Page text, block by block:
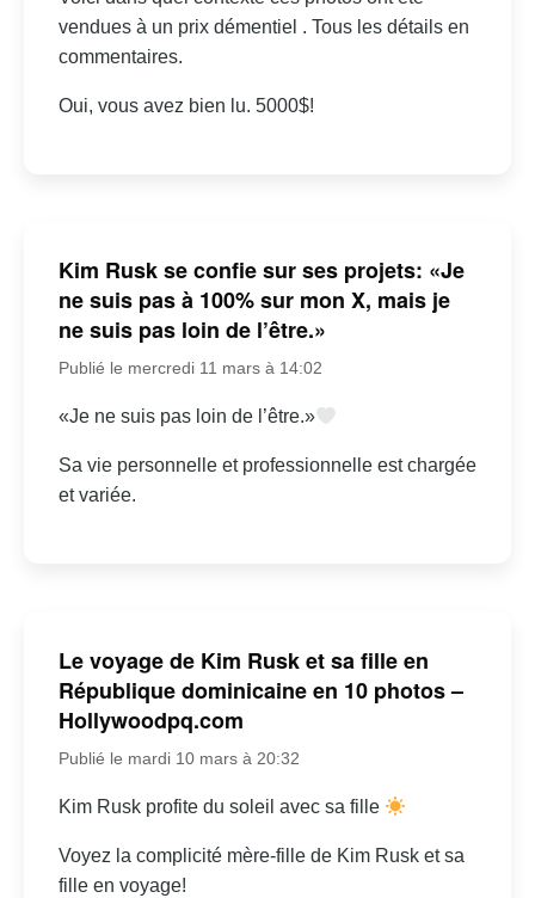
vendues à un prix démentiel . Tous les détails en
commentaires.
Oui, vous avez bien lu. 5000$!
Kim Rusk se confie sur ses projets: «Je
ne suis pas à 100% sur mon X, mais je
ne suis pas loin de l’être.»
Publié le mercredi 11 mars à 14:02
«Je ne suis pas loin de l’être.»
Sa vie personnelle et professionnelle est chargée
et variée.
Le voyage de Kim Rusk et sa fille en
République dominicaine en 10 photos –
Hollywoodpq.com
Publié le mardi 10 mars à 20:32
Kim Rusk profite du soleil avec sa fille
Voyez la complicité mère-fille de Kim Rusk et sa
fille en voyage!